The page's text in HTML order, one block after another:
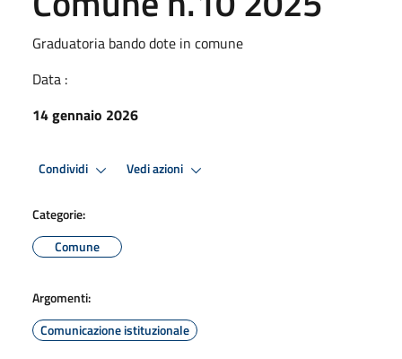
Graduatoria bando dote in comune
Data :
14 gennaio 2026
Condividi Vedi azioni
Categorie:
Comune
Argomenti:
Comunicazione istituzionale